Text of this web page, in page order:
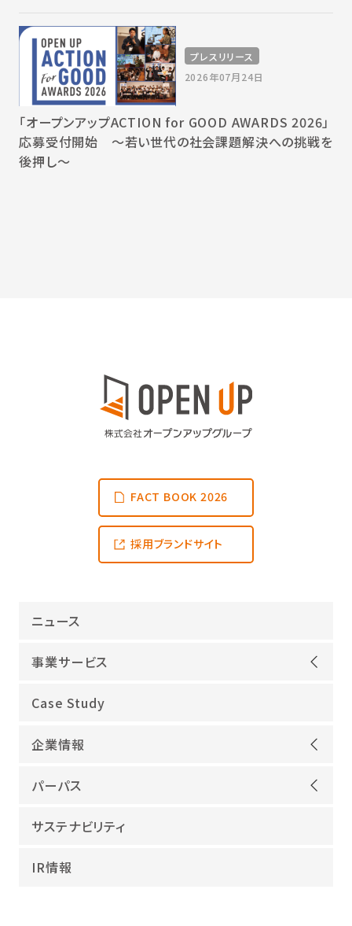
プレスリリース
2026年07月24日
「オープンアップACTION for GOOD AWARDS 2026」
応募受付開始 〜若い世代の社会課題解決への挑戦を
後押し〜
FACT BOOK 2026
採用ブランドサイト
ニュース
事業サービス
オープンアップグループが選ばれる理由
ITインフラ
IT開発
海外領域
教育・人材紹介
Case Study
企業情報
ごあいさつ
沿革
役員紹介
パーパス
当社グループのパーパス
幸せな仕事総合研究所
サステナビリティ
IR情報